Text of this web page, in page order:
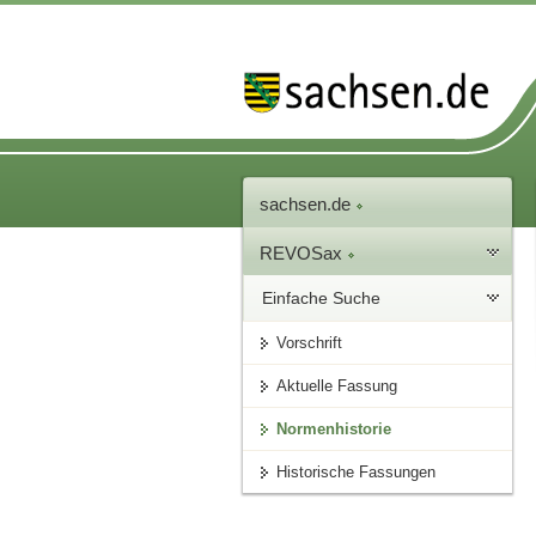
sachsen.de
REVOSax
Einfache Suche
Vorschrift
Aktuelle Fassung
Normenhistorie
Historische Fassungen